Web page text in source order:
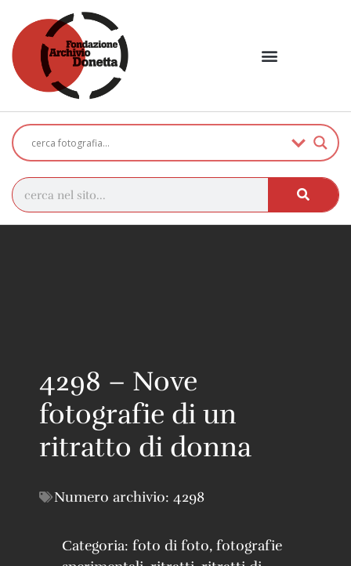
4298 – Nove
fotografie di un
ritratto di donna
Numero archivio: 4298
Categoria: foto di foto, fotografie